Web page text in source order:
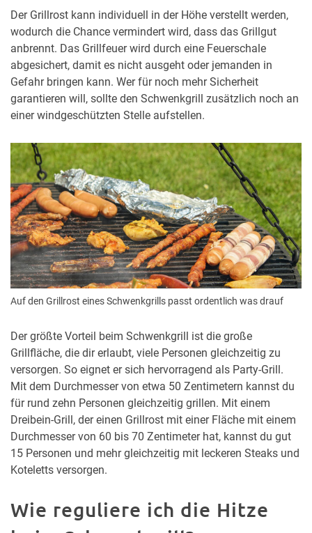
Der Grillrost kann individuell in der Höhe verstellt werden,
wodurch die Chance vermindert wird, dass das Grillgut
anbrennt. Das Grillfeuer wird durch eine Feuerschale
abgesichert, damit es nicht ausgeht oder jemanden in
Gefahr bringen kann. Wer für noch mehr Sicherheit
garantieren will, sollte den Schwenkgrill zusätzlich noch an
einer windgeschützten Stelle aufstellen.
Auf den Grillrost eines Schwenkgrills passt ordentlich was drauf
Der größte Vorteil beim Schwenkgrill ist die große
Grillfläche, die dir erlaubt, viele Personen gleichzeitig zu
versorgen. So eignet er sich hervorragend als Party-Grill.
Mit dem Durchmesser von etwa 50 Zentimetern kannst du
für rund zehn Personen gleichzeitig grillen. Mit einem
Dreibein-Grill, der einen Grillrost mit einer Fläche mit einem
Durchmesser von 60 bis 70 Zentimeter hat, kannst du gut
15 Personen und mehr gleichzeitig mit leckeren Steaks und
Koteletts versorgen.
Wie reguliere ich die Hitze